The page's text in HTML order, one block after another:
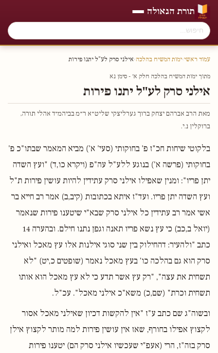
תורת הגאולה
עמוד ראשי›ימות המשיח בהלכה›אילני סרק לע"ל יתנו פירות
מתוך ימות המשיח בהלכה חלק א׳ - סימן נא
אילני סרק לע"ל יתנו פירות
מאת הרב אברהם יצחק ברוך גערליצקי שליט״א ר״מ בביהמ״ד אהלי תורה,
ברוקלין נ.י.
בלקוטי שיחות חכ"ז פ' בחוקותי (סעי' א') מביא המאמר שבתו"כ פ'
בחוקותי (פרשה א') בנוגע ללע"ל עה"פ (ויקרא כו,ד) "ועץ השדה
יתן פריו": ומנין שאפילו אילני סרק עתידין להיות עושין פירות ת"ל
ועץ השדה יתן פריו. ועד"ז איתא בכתובות (קיב,ב) אמר רב חייא בר
אשי אמר רב עתידין כל אילני סרק שבא"י שיטענו פירות שנאמר
(יואל ב,כב) כי עץ נשא פריו תאנה וגפן נתנו חילם. ובהערה 14
כתב "ולהעיר: דהחילוק בין שני סוגי אילנות אלו עץ מאכל ואילני
סרק הוא גם בהלכה כו' בעץ מאכל נאמר (שופטים כ,יט) "לא
תשחית את עצה", "רק עץ אשר תדע כי לא עץ מאכל הוא אותו
תשחית וכרת" (שם,כ) משא"כ אילני מאכל". עכ"ל.
ובשוה"ג שם כתב ע"ז "אין להקשות דכיון שאילני מאכל אסור
לקצוץ אפילו בחורף, שאז אין עושין פירות למה מותר לקצוץ אילן
סרק בזה"ז, הרי (אעפ"י שעכשיו אילני סרק הם) יטענו פירות